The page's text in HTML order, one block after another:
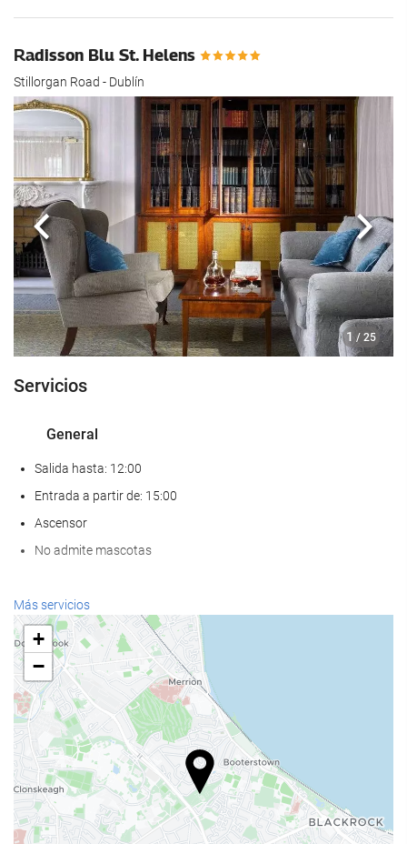
Radisson Blu St. Helens
Stillorgan Road - Dublín
1 / 25
Anterior
Servicios
General
Salida hasta: 12:00
Entrada a partir de: 15:00
Ascensor
No admite mascotas
Servicios de recepción
Recepción 24 horas
Guardaequipaje
Comida y bebida
Restaurante a la carta
Bar
Estacionamiento
Más servicios
+
−